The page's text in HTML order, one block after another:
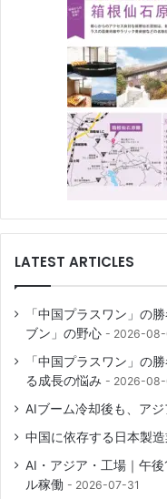
LATEST ARTICLES
「中国プラスワン」の
ブン」の野心
2026-
「中国プラスワン」の
る成長の悩み
2026-
AIブーム冷却後も、ア
中国に依存する日本製造
AI・アジア・工場｜午
ル稼働
2026-07-31